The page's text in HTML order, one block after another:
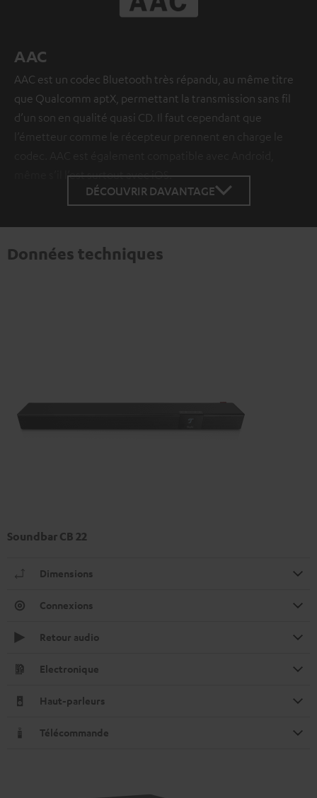
AAC
AAC est un codec Bluetooth très répandu, au même titre
que Qualcomm aptX, permettant la transmission sans fil
d’un son en qualité quasi CD. Il faut cependant que
l’émetteur comme le récepteur prennent en charge le
même s’il l’est surtout avec iOS.
DÉCOUVRIR DAVANTAGE
Données techniques
Soundbar CB 22
Dimensions
Connexions
Retour audio
Electronique
Haut-parleurs
Télécommande